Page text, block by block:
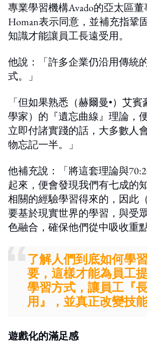
專業學習機構Avado的亞太區
Homan表示同意，並補充指鞏
知識才能讓員工長遠受用。
他說：「許多企業仍沿用傳統
式。」
「但如果熟悉（赫爾曼•）艾
學家）的『遺忘曲線』理論，
立即付諸實踐的話，大多數人
物忘記一半。」
他補充說：「將這套理論與
起來，便會發現我們有七成的
相關的經驗學習得來的，因此
要基於現實世界的學習，與受
色融合，確保他們從中吸收重點
了解人們到底如何學
要，這樣才能為員工
學習方式，讓員工『
用』，並真正改變技能
遊戲化的滿足感